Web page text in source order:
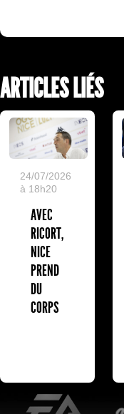
ARTICLES LIÉS
24/07/2026
à 18h20
AVEC
RICORT,
NICE
PREND
DU
CORPS